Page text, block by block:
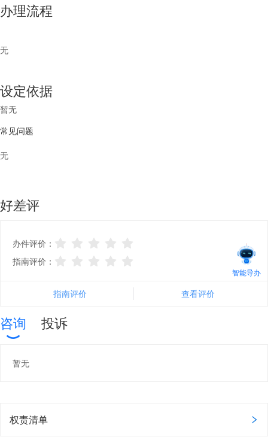
智能导办
办理流程
无
设定依据
暂无
常见问题
无
好差评
办件评价：
指南评价：
指南评价 查看评价
咨询 投诉
暂无
权责清单